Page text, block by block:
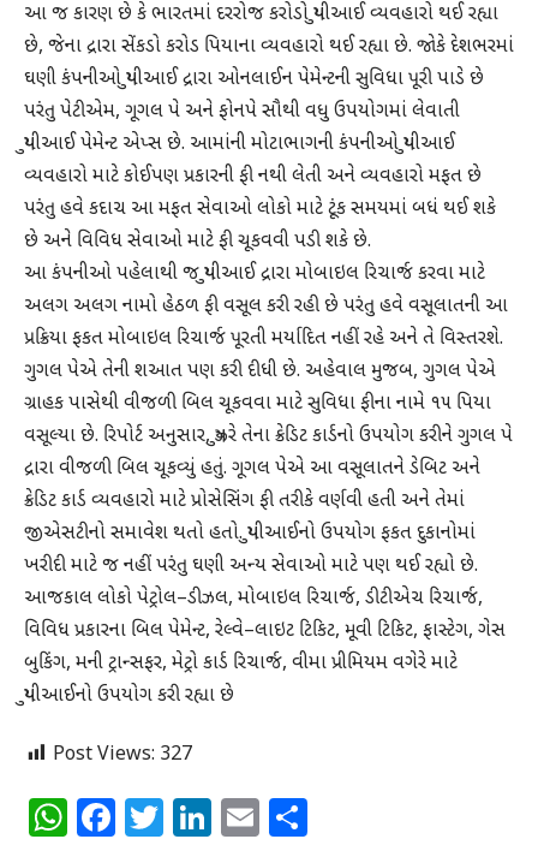
આ જ કારણ છે કે ભારતમાં દરરોજ કરોડો યુપીઆઈ વ્યવહારો થઈ રહ્યા
છે, જેના દ્રારા સેંકડો કરોડ પિયાના વ્યવહારો થઈ રહ્યા છે. જાેકે દેશભરમાં
ઘણી કંપનીઓ યુપીઆઈ દ્રારા ઓનલાઈન પેમેન્ટની સુવિધા પૂરી પાડે છે
પરંતુ પેટીએમ, ગૂગલ પે અને ફોનપે સૌથી વધુ ઉપયોગમાં લેવાતી
યુપીઆઈ પેમેન્ટ એપ્સ છે. આમાંની મોટાભાગની કંપનીઓ યુપીઆઈ
વ્યવહારો માટે કોઈપણ પ્રકારની ફી નથી લેતી અને વ્યવહારો મફત છે
પરંતુ હવે કદાચ આ મફત સેવાઓ લોકો માટે ટૂંક સમયમાં બધં થઈ શકે
છે અને વિવિધ સેવાઓ માટે ફી ચૂકવવી પડી શકે છે.
આ કંપનીઓ પહેલાથી જ યુપીઆઈ દ્રારા મોબાઇલ રિચાર્જ કરવા માટે
અલગ અલગ નામો હેઠળ ફી વસૂલ કરી રહી છે પરંતુ હવે વસૂલાતની આ
પ્રક્રિયા ફકત મોબાઇલ રિચાર્જ પૂરતી મર્યાદિત નહીં રહે અને તે વિસ્તરશે.
ગુગલ પેએ તેની શઆત પણ કરી દીધી છે. અહેવાલ મુજબ, ગુગલ પેએ
ગ્રાહક પાસેથી વીજળી બિલ ચૂકવવા માટે સુવિધા ફીના નામે ૧૫ પિયા
વસૂલ્યા છે. રિપોર્ટ અનુસાર, યુઝરે તેના ક્રેડિટ કાર્ડનો ઉપયોગ કરીને ગુગલ પે
દ્રારા વીજળી બિલ ચૂકવ્યું હતું. ગૂગલ પેએ આ વસૂલાતને ડેબિટ અને
ક્રેડિટ કાર્ડ વ્યવહારો માટે પ્રોસેસિંગ ફી તરીકે વર્ણવી હતી અને તેમાં
જીએસટીનો સમાવેશ થતો હતો. યુપીઆઈનો ઉપયોગ ફકત દુકાનોમાં
ખરીદી માટે જ નહીં પરંતુ ઘણી અન્ય સેવાઓ માટે પણ થઈ રહ્યો છે.
આજકાલ લોકો પેટ્રોલ–ડીઝલ, મોબાઇલ રિચાર્જ, ડીટીએચ રિચાર્જ,
વિવિધ પ્રકારના બિલ પેમેન્ટ, રેલ્વે–લાઇટ ટિકિટ, મૂવી ટિકિટ, ફાસ્ટેગ, ગેસ
બુકિંગ, મની ટ્રાન્સફર, મેટ્રો કાર્ડ રિચાર્જ, વીમા પ્રીમિયમ વગેરે માટે
યુપીઆઈનો ઉપયોગ કરી રહ્યા છે
Post Views: 327
WhatsApp
Facebook
Twitter
LinkedIn
Email